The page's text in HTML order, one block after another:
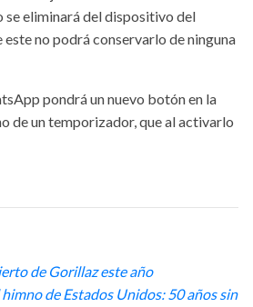
se eliminará del dispositivo del
no podrá conservarlo de ninguna
pondrá un nuevo botón en la
de un temporizador, que al activarlo
de Gorillaz este año
de Estados Unidos: 50 años sin